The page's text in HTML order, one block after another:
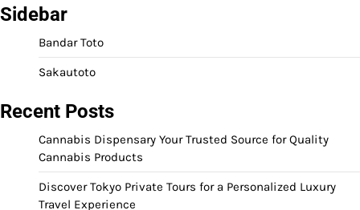
Sidebar
Bandar Toto
Sakautoto
Recent Posts
Cannabis Dispensary Your Trusted Source for Quality
Cannabis Products
Discover Tokyo Private Tours for a Personalized Luxury
Travel Experience